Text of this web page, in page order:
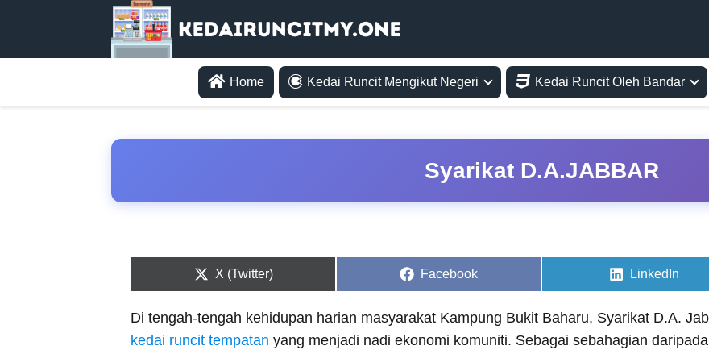
Home Kedai Runcit Mengikut Negeri Kedai Runcit Oleh Bandar
Syarikat D.A.JABBAR
Share
X (Twitter)
Share
Facebook
Share
LinkedIn
Di tengah-tengah kehidupan harian masyarakat Kampung Bukit Baharu, Syarikat D.A.
kedai runcit tempatan yang menjadi nadi ekonomi komuniti. Sebagai sebahagian